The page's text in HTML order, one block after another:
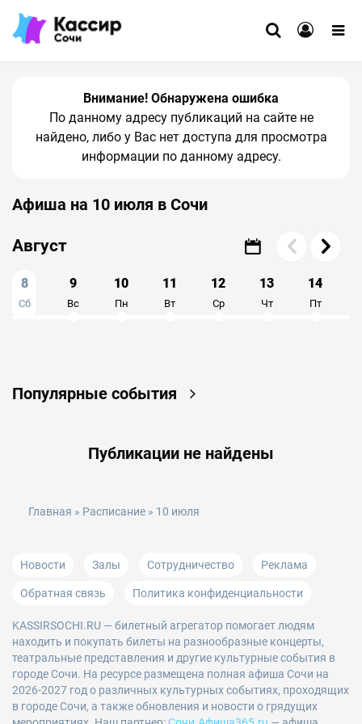
Внимание! Обнаружена ошибка
По данному адресу публикаций на сайте не
найдено, либо у Вас нет доступа для просмотра
информации по данному адресу.
Афиша на 10 июля в Сочи
8
Сб
9
Вс
10
Пн
11
Вт
12
Ср
13
Чт
14
Пт
Август
Популярные события
Публикации не найдены
Главная » Расписание » 10 июля
Новости Залы Сотрудничество Реклама
Обратная связь Политика конфиденциальности
KASSIRSOCHI.RU — билетный агрегатор помогает людям
находить и покупать билеты на разнообразные концерты,
театральные представления и другие культурные события в
городе Сочи. На ресурсе размещена полная афиша Сочи на
2026-2027 год о различных культурных событиях, проходящих
в городе Сочи, а также обновления и новости о грядущих